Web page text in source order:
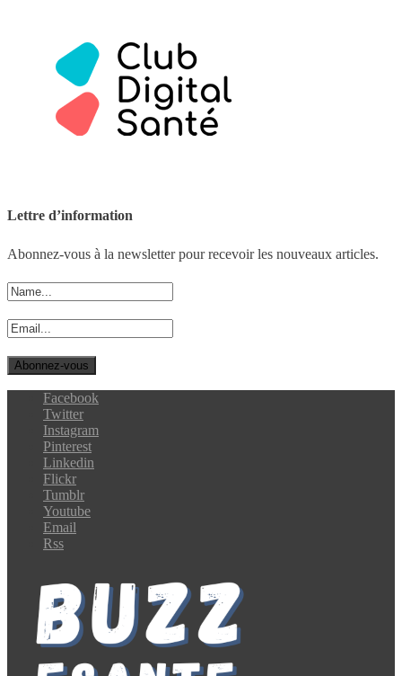
Lettre d’information
Abonnez-vous à la newsletter pour recevoir les nouveaux articles.
Facebook
Twitter
Instagram
Pinterest
Linkedin
Flickr
Tumblr
Youtube
Email
Rss